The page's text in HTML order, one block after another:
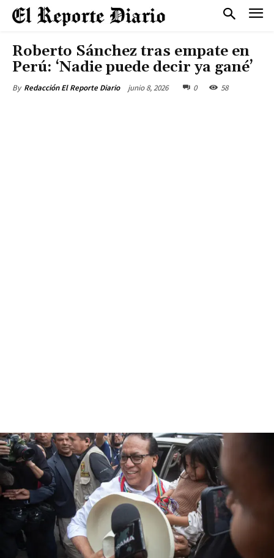
Roberto Sánchez tras empate en
Perú: ‘Nadie puede decir ya gané’
By Redacción El Reporte Diario junio 8, 2026 0 58